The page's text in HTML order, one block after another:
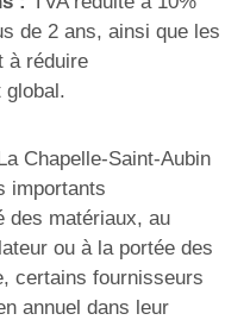
de 2 ans, ainsi que les
à réduire
global.
Chapelle-Saint-Aubin
importants
des matériaux, au
ou à la portée des
certains fournisseurs
annuel dans leur